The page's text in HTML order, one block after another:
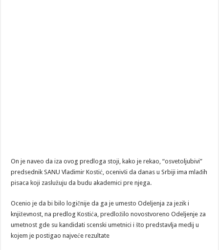
On je naveo da iza ovog predloga stoji, kako je rekao, “osvetoljubivi”
predsednik SANU Vladimir Kostić, ocenivši da danas u Srbiji ima mlađih
pisaca koji zaslužuju da budu akademici pre njega.
Ocenio je da bi bilo logičnije da ga je umesto Odeljenja za jezik i
književnost, na predlog Kostića, predložilo novostvoreno Odeljenje za
umetnost gde su kandidati scenski umetnici i što predstavlja medij u
kojem je postigao najveće rezultate